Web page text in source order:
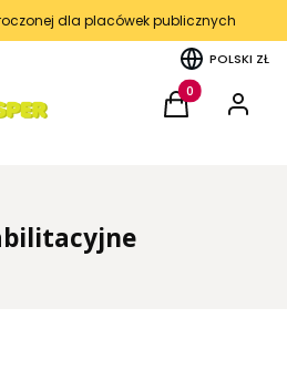
dla placówek publicznych
POLSKI ZŁ
Produkty w
Koszyk Zaloguj